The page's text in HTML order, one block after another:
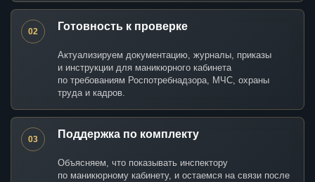
02 Готовность к проверке
Актуализируем документацию, журналы, приказы
и инструкции для маникюрного кабинета
по требованиям Роспотребнадзора, МЧС, охраны
труда и кадров.
03 Поддержка по комплекту
Объясняем, что показывать инспектору
по маникюрному кабинету, и остаемся на связи после